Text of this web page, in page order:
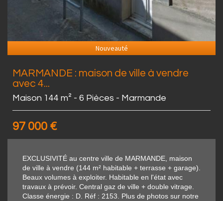
Nouveauté
MARMANDE : maison de ville à vendre
avec 4...
Maison 144 m² - 6 Pièces - Marmande
97 000 €
EXCLUSIVITÉ au centre ville de MARMANDE, maison
de ville à vendre (144 m² habitable + terrasse + garage).
Beaux volumes à exploiter. Habitable en l'état avec
travaux à prévoir. Central gaz de ville + double vitrage.
Classe énergie : D. Réf : 2153. Plus de photos sur notre